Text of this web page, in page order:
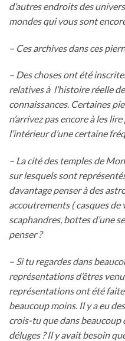
d’autres endroits des
mondes qui vous sont
– Ces archives dans ces
– Des choses ont été
relatives à l’histoire réelle
connaissances. Certaines
n’arrivez pas encore à les
l’intérieur d’une certaine
– La cité des temples de
sur lesquels sont
davantage penser à des
accoutrements ( casques
scaphandres, bottes d’une
penser ?
– Si tu regardes dans
représentations d’êtres
représentations ont été
beaucoup moins. Il y a eu
crois-tu que dans beaucoup
déluges ? Il y avait besoin